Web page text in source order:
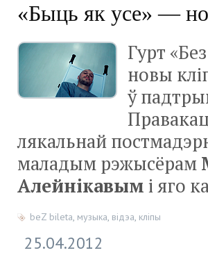
«Быць як усе» —
Гурт
новы
ў
лякальнай
маладым рэжысёрам
Алейнікавым і яго
beZ bileta, музыка, відэа, кліпы
25.04.2012